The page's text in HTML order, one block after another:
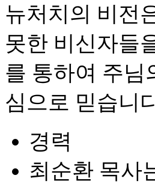
뉴처치의 비전
못한 비신자들
를 통하여 주님
심으로 믿습니
경력
최순환 목사